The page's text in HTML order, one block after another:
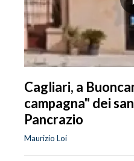
Cagliari, a
campagna" dei
Pancrazio
Maurizio Loi